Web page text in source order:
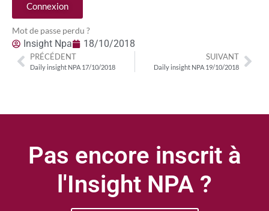
Connexion
Mot de passe perdu ?
Insight Npa 18/10/2018
PRÉCÉDENT
Daily insight NPA 17/10/2018
SUIVANT
Daily insight NPA 19/10/2018
Pas encore inscrit à
l'Insight NPA ?